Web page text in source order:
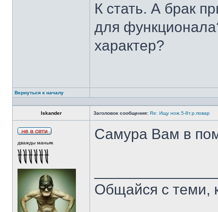
К стать. А брак
для
характер?
Вернуться к началу
Iskander Заголовок сообщения: Re: Ищу нож.5-8т.р.повар
дважды маньяк
Самура Вам в
Общайся с теми,